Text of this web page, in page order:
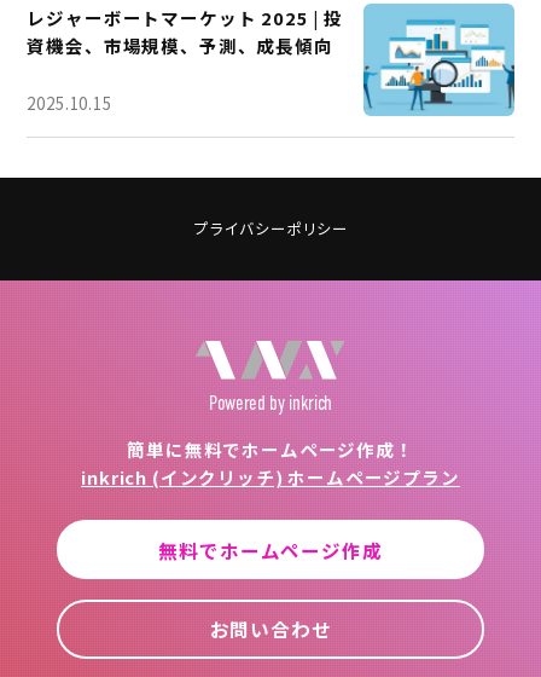
レジャーボートマーケット 2025 | 投
資機会、市場規模、予測、成長傾向
2025.10.15
プライバシーポリシー
Powered by inkrich
簡単に無料でホームページ作成！
inkrich (インクリッチ) ホームページプラン
無料でホームページ作成
お問い合わせ